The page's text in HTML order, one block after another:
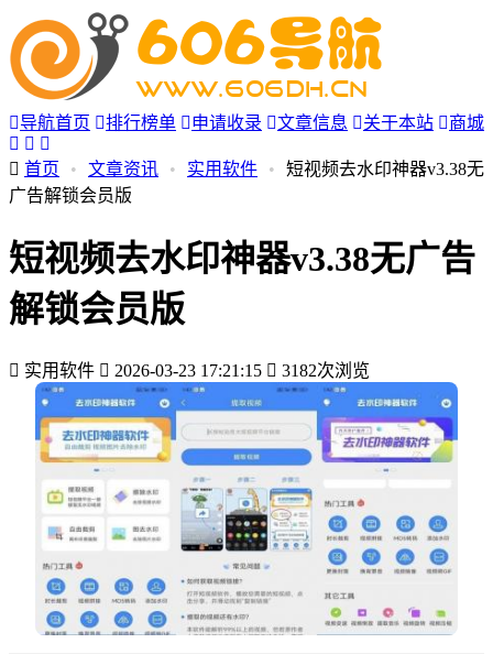
导航首页 排行榜单 申请收录 文章信息 关于本站 商城
首页 • 文章资讯 • 实用软件 •
短视频去水印神器v3.38无
广告解锁会员版
短视频去水印神器v3.38无广告
解锁会员版
实用软件 2026-03-23 17:21:15 3182次浏览